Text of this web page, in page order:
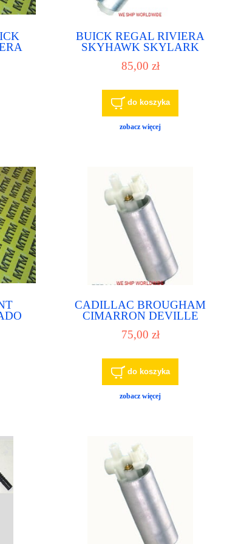
BUICK REGAL RIVIERA
SKYHAWK SKYLARK
paliwa, pompka paliwowa
85,00 zł
do koszyka
zobacz więcej
CADILLAC BROUGHAM
CIMARRON DEVILLE
pompka paliwowa
75,00 zł
do koszyka
zobacz więcej